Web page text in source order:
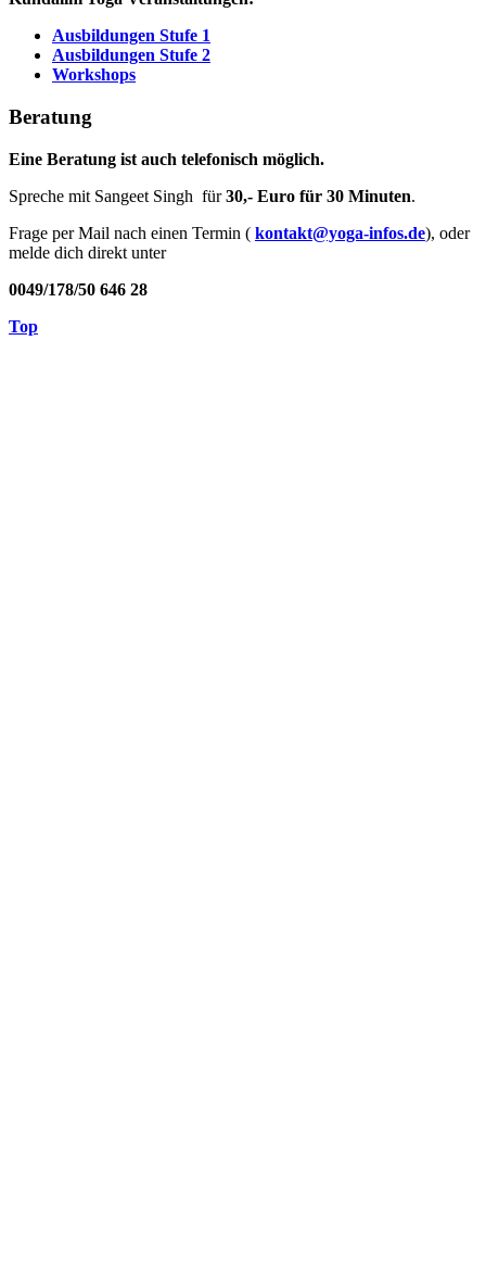
Ausbildungen Stufe 1
Ausbildungen Stufe 2
Workshops
Beratung
Eine Beratung ist auch telefonisch möglich.
Spreche mit Sangeet Singh für30,- Euro für 30 Minuten.
Frage per Mail nach einen Termin ( kontakt@yoga-infos.de), oder
melde dich direkt unter
0049/178/50 646 28
Top